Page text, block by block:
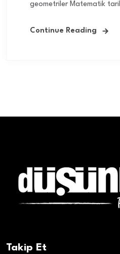
geometriler Matematik
Continue Reading
Takip Et